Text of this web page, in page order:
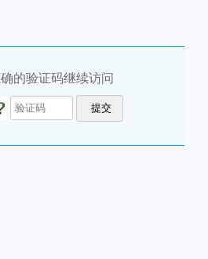
的验证码继续访问